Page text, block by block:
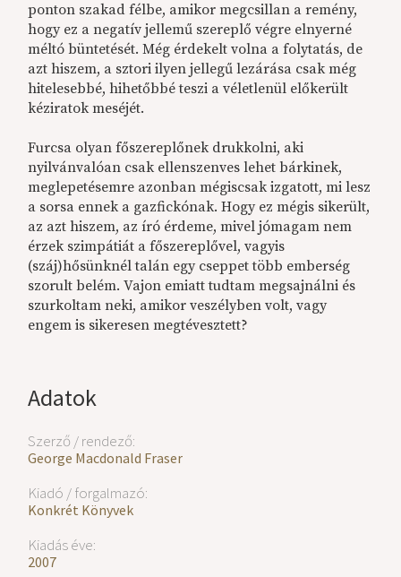
Adatok
Szerző / rendező:
George Macdonald Fraser
Kiadó / forgalmazó:
Konkrét Könyvek
Kiadás éve:
2007
ponton szakad félbe, amikor megcsillan a remény,
hogy ez a negatív jellemű szereplő végre elnyerné
méltó büntetését. Még érdekelt volna a folytatás, de
azt hiszem, a sztori ilyen jellegű lezárása csak még
hitelesebbé, hihetőbbé teszi a véletlenül előkerült
kéziratok meséjét.
Furcsa olyan főszereplőnek drukkolni, aki
nyilvánvalóan csak ellenszenves lehet bárkinek,
meglepetésemre azonban mégiscsak izgatott, mi lesz
a sorsa ennek a gazfickónak. Hogy ez mégis sikerült,
az azt hiszem, az író érdeme, mivel jómagam nem
érzek szimpátiát a főszereplővel, vagyis
(száj)hősünknél talán egy cseppet több emberség
szorult belém. Vajon emiatt tudtam megsajnálni és
szurkoltam neki, amikor veszélyben volt, vagy
engem is sikeresen megtévesztett?